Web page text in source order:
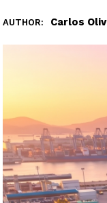
AUTHOR: Carlos